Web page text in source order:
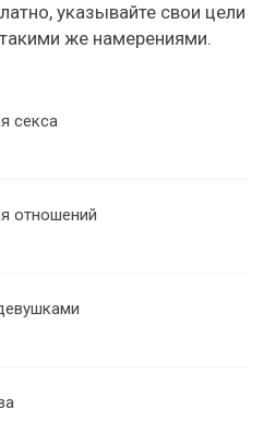
указывайте свои цели
же намерениями.
секса
отношений